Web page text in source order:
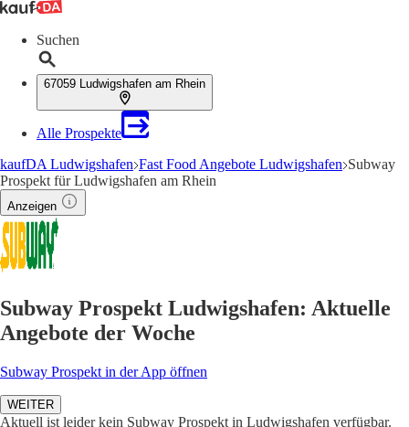
Suchen
67059 Ludwigshafen am Rhein
Alle Prospekte
kaufDA Ludwigshafen Fast Food Angebote Ludwigshafen Subway
Prospekt für Ludwigshafen am Rhein
Anzeigen
Subway Prospekt Ludwigshafen: Aktuelle
Angebote der Woche
Subway Prospekt in der App öffnen
WEITER
Aktuell ist leider kein Subway Prospekt in Ludwigshafen verfügbar.